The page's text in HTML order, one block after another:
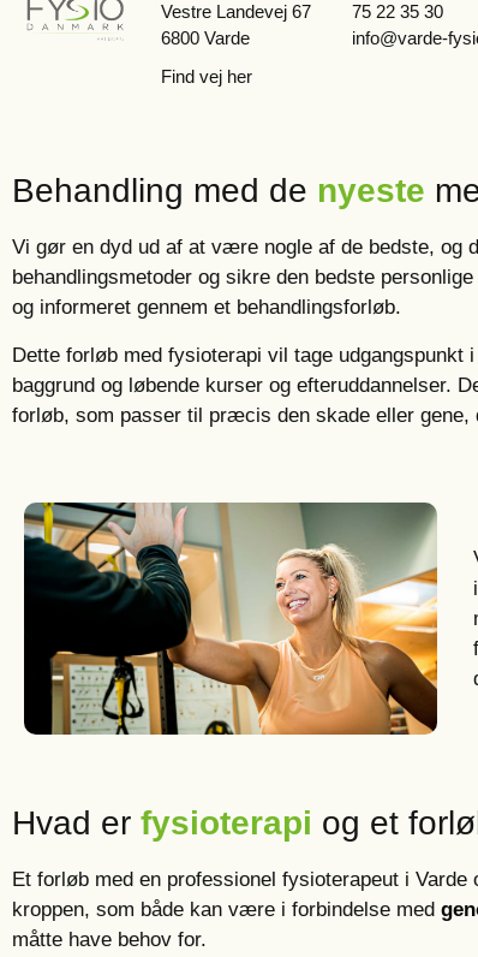
Vestre Landevej 67
6800 Varde
Find vej her
75 22 35 30
info@varde-
Behandling med de nyeste
Vi gør en dyd ud af at være nogle af de bedste, og
behandlingsmetoder og sikre den bedste
og informeret gennem et behandlingsforløb.
Dette forløb med fysioterapi vil tage udgangspunkt
baggrund og løbende kurser og efteruddannelser.
forløb, som passer til præcis den skade eller gene,
Hvad er fysioterapi og et
Et forløb med en professionel fysioterapeut i
kroppen, som både kan være i forbindelse med
måtte have behov for.